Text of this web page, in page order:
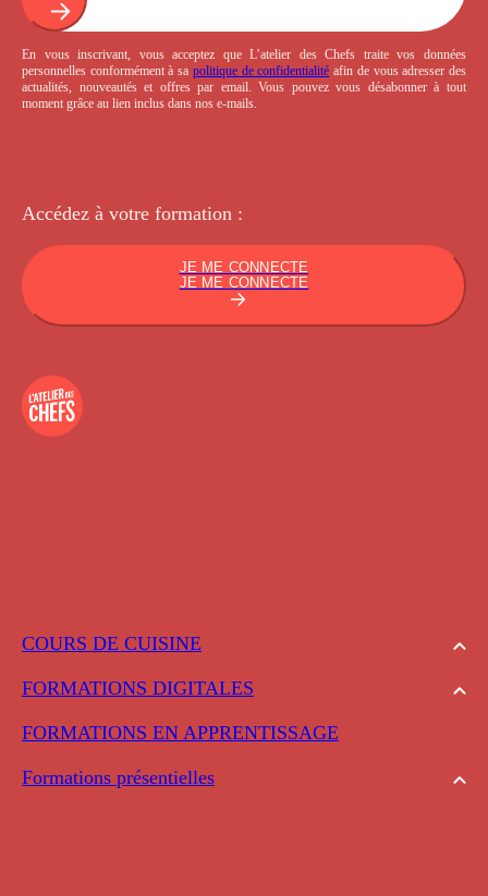
COURS DE CUISINE
FORMATIONS DIGITALES
FORMATIONS EN APPRENTISSAGE
Formations présentielles
En vous inscrivant, vous acceptez que L’atelier des Chefs traite vos données
personnelles conformément à sa politique de confidentialité afin de vous adresser des
actualités, nouveautés et offres par email. Vous pouvez vous désabonner à tout
moment grâce au lien inclus dans nos e-mails.
Accédez à votre formation :
JE ME CONNECTE
JE ME CONNECTE